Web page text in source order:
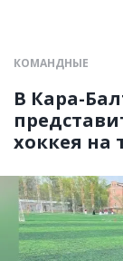
КОМАНДНЫЕ
В Кара-
хоккея на